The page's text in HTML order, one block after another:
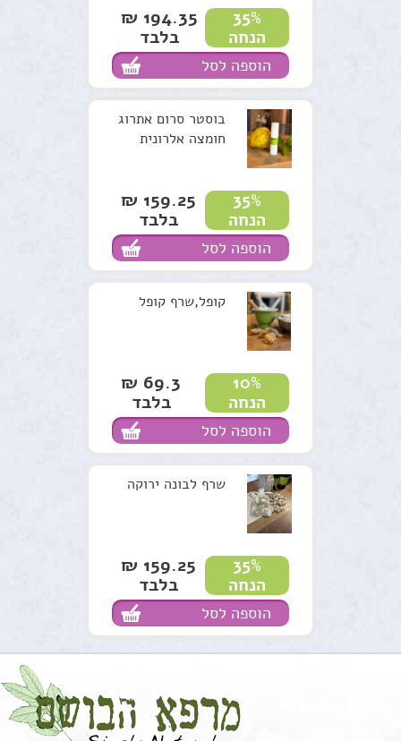
35%
הנחה
194.35 ₪
בלבד
הוספה לסל
בוסטר סרום אתרוג
חומצה אלרונית
35%
הנחה
159.25 ₪
בלבד
הוספה לסל
קופל,שרף קופל
10%
הנחה
69.3 ₪
בלבד
הוספה לסל
שרף לבונה ירוקה
35%
הנחה
159.25 ₪
בלבד
הוספה לסל